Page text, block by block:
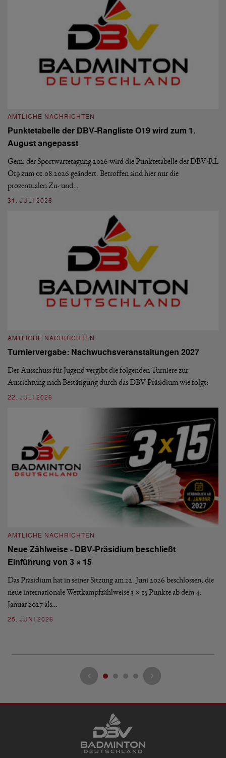
AMTLICHE NACHRICHTEN
Punktetabelle der DBV-Rangliste O19 wird zum 1.
August angepasst
Gem. der Sportwartetagung 2026 wird die Punktetabelle der DBV-RL
O19 zum 01.08.2026 geändert. Betroffen sind hier nur die
prozentualen Zu- und…
31. JULI 2026
AMTLICHE NACHRICHTEN
Turniervergabe: Nachwuchsveranstaltungen 2027
Der Ausschuss für Jugend vergibt die folgenden Turniere zur
Ausrichtung nach Bestätigung durch das DBV Präsidium wie folgt:
22. JULI 2026
AMTLICHE NACHRICHTEN
Neue Zählweise - DBV-Präsidium beschließt
Einführung von 3 × 15
Das Präsidium hat in seiner Sitzung am 22. Juni 2026 beschlossen, die
neue internationale Wettkampfzählweise 3 × 15 Punkte ab dem 4.
Januar 2027 als…
25. JUNI 2026